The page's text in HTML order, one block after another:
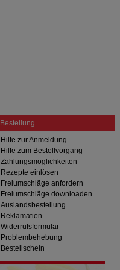
Bestellung
Hilfe zur Anmeldung
Hilfe zum Bestellvorgang
Zahlungsmöglichkeiten
Rezepte einlösen
Freiumschläge anfordern
Freiumschläge downloaden
Auslandsbestellung
Reklamation
Widerrufsformular
Problembehebung
Bestellschein